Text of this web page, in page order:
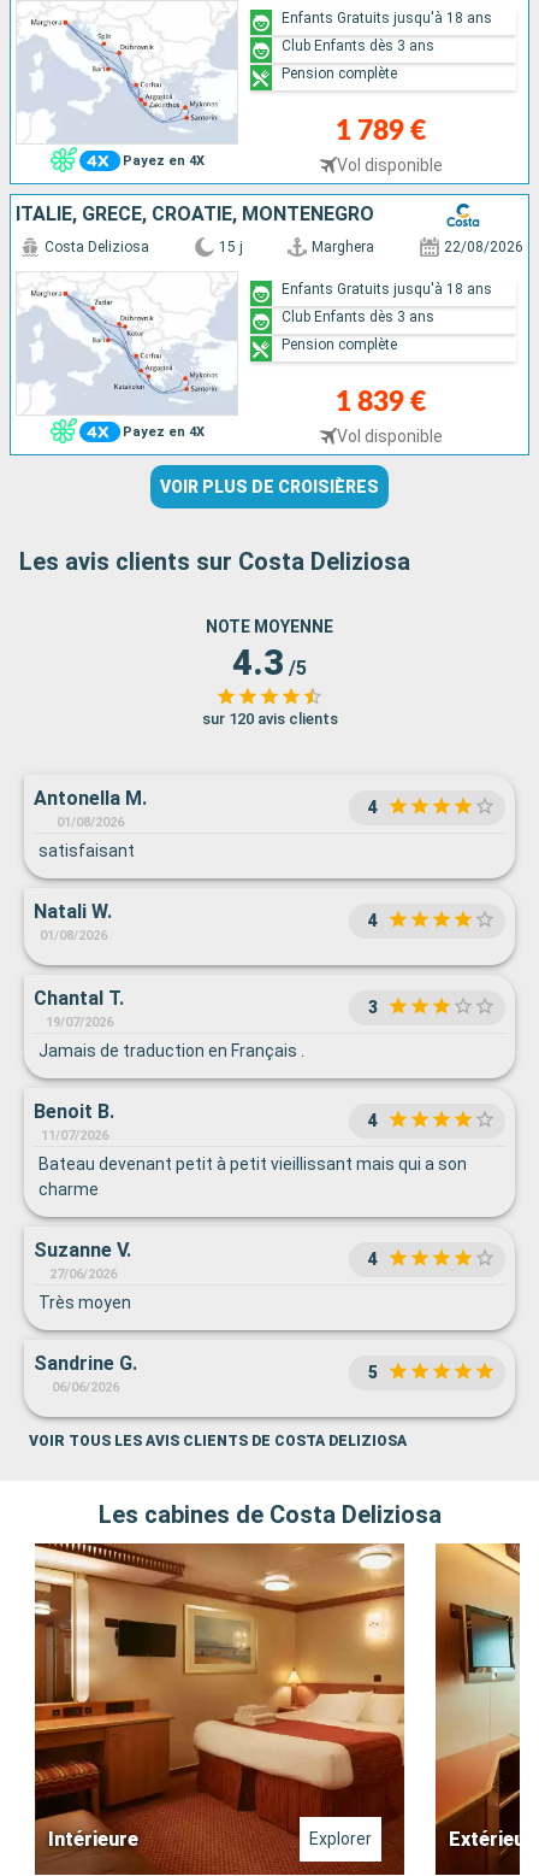
Payez en 4X
1 789 €
Vol disponible
Enfants Gratuits jusqu'à 18 ans
Club Enfants dès 3 ans
Pension complète
ITALIE, GRÈCE, CROATIE, MONTENEGRO
Payez en 4X
Costa Deliziosa 15 j Marghera 22/08/2026
1 839 €
Vol disponible
Enfants Gratuits jusqu'à 18 ans
Club Enfants dès 3 ans
Pension complète
VOIR PLUS DE CROISIÈRES
Les avis clients sur Costa Deliziosa
NOTE MOYENNE
4.3 /5
sur 120 avis clients
Antonella M.
01/08/2026
4
satisfaisant
Natali W.
01/08/2026
4
Chantal T.
19/07/2026
3
Jamais de traduction en Français .
Benoit B.
11/07/2026
4
Bateau devenant petit à petit vieillissant mais qui a son
charme
Suzanne V.
27/06/2026
4
Très moyen
Sandrine G.
06/06/2026
5
VOIR TOUS LES AVIS CLIENTS DE COSTA DELIZIOSA
Les cabines de Costa Deliziosa
Intérieure Explorer